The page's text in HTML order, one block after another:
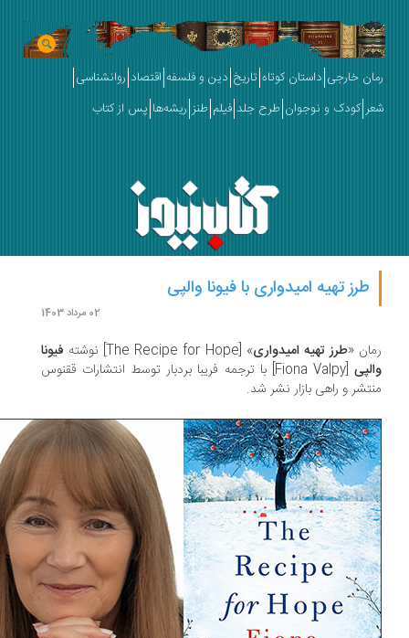
خارجی داستان کوتاه تاریخ دین و فلسفه اقتصاد روانشناسی
کودک و نوجوان طرح جلد فیلم طنز ریشه‌ها پس از کتاب
طرز تهیه امیدواری با فیونا والپی
طرز تهیه امیدواری» [The Recipe for Hope] نوشته
فیونا
[Fiona Valpy] با ترجمه فریبا بردبار توسط انتشارات ققنوس
و راهی بازار نشر شد.